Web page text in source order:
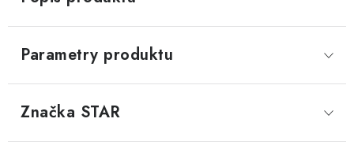
Parametry produktu
Značka STAR